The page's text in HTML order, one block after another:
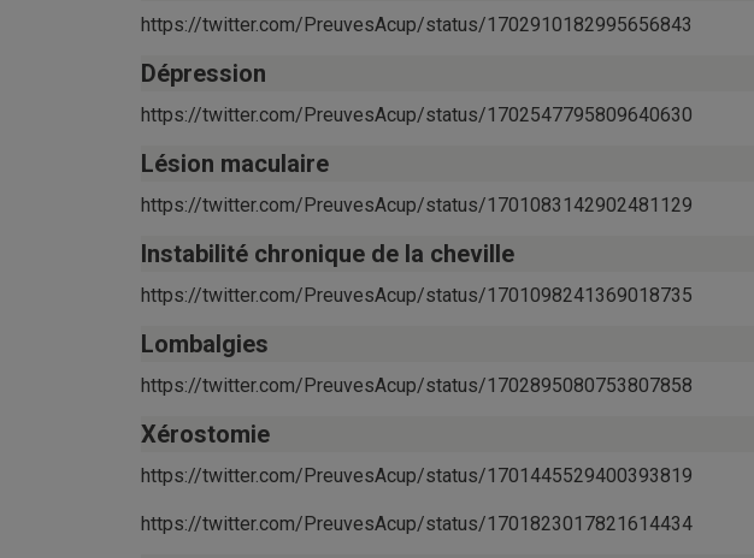
https://twitter.com/PreuvesAcup/status/1702910182995656843
Dépression
https://twitter.com/PreuvesAcup/status/1702547795809640630
Lésion maculaire
https://twitter.com/PreuvesAcup/status/1701083142902481129
Instabilité chronique de la cheville
https://twitter.com/PreuvesAcup/status/1701098241369018735
Lombalgies
https://twitter.com/PreuvesAcup/status/1702895080753807858
Xérostomie
https://twitter.com/PreuvesAcup/status/1701445529400393819
https://twitter.com/PreuvesAcup/status/1701823017821614434